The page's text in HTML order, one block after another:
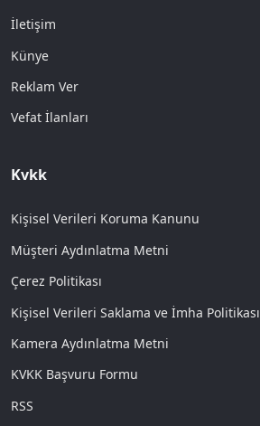
İletişim
Künye
Reklam Ver
Vefat İlanları
Kvkk
Kişisel Verileri Koruma Kanunu
Müşteri Aydınlatma Metni
Çerez Politikası
Kişisel Verileri Saklama ve İmha Politikası
Kamera Aydınlatma Metni
KVKK Başvuru Formu
RSS